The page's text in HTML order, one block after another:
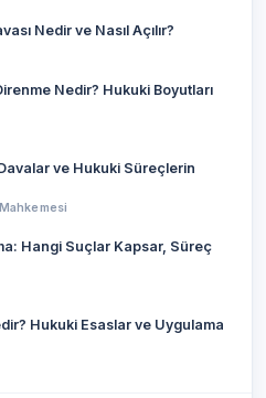
Nedir ve Nasıl Açılır?
Nedir? Hukuki Boyutları
ve Hukuki Süreçlerin
Hangi Suçlar Kapsar, Süreç
Hukuki Esaslar ve Uygulama